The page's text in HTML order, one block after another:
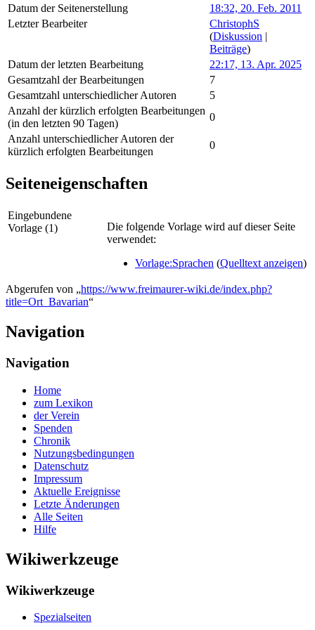
Datum der Seitenerstellung
18:32, 20. Feb. 2011
Letzter Bearbeiter
ChristophS
(Diskussion
Beiträge)
Datum der letzten Bearbeitung
22:17, 13. Apr. 2025
Gesamtzahl der Bearbeitungen
7
Gesamtzahl unterschiedlicher Autoren
5
Anzahl der kürzlich erfolgten Bearbeitungen
(in den letzten 90 Tagen)
0
Anzahl unterschiedlicher Autoren der
kürzlich erfolgten Bearbeitungen
0
Seiteneigenschaften
Eingebundene
Vorlage (1)
Die folgende Vorlage wird auf dieser Seite
verwendet:
Vorlage:Sprachen (Quelltext anzeigen)
Abgerufen von „https://www.freimaurer-wiki.de/index.php?
title=Ort_Bavarian“
Navigation
Navigation
Home
zum Lexikon
der Verein
Spenden
Chronik
Nutzungsbedingungen
Datenschutz
Impressum
Aktuelle Ereignisse
Letzte Änderungen
Alle Seiten
Hilfe
Wikiwerkzeuge
Wikiwerkzeuge
Spezialseiten